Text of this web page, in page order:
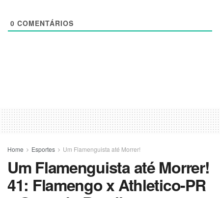
0 COMENTÁRIOS
Home Esportes Um Flamenguista até Morrer!
Um Flamenguista até Morrer!
41: Flamengo x Athletico-PR